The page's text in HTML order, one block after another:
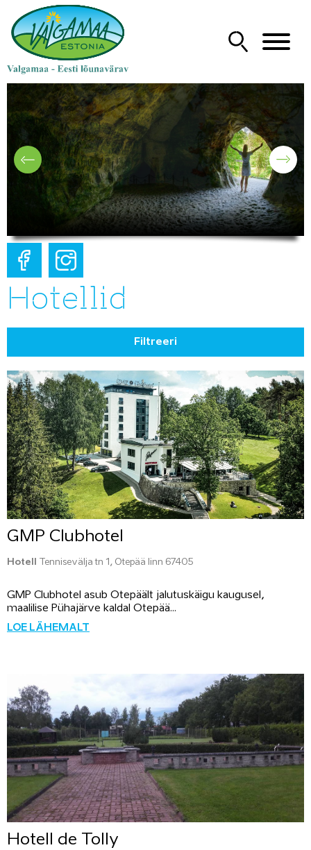
Hotellid
Filtreeri
GMP Clubhotel
Hotell Tennisevälja tn 1, Otepää linn 67405
GMP Clubhotel asub Otepäält jalutuskäigu kaugusel,
maalilise Pühajärve kaldal Otepää...
LOE LÄHEMALT
Hotell de Tolly